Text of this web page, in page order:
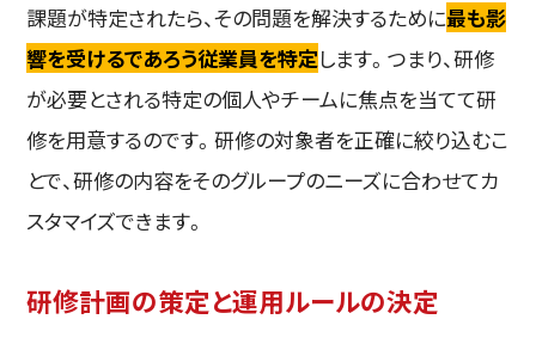
課題が特定されたら、その問題を解決するために最も影
響を受けるであろう従業員を特定します。つまり、研修
が必要とされる特定の個人やチームに焦点を当てて研
修を用意するのです。研修の対象者を正確に絞り込むこ
とで、研修の内容をそのグループのニーズに合わせてカ
スタマイズできます。
研修計画の策定と運用ルールの決定